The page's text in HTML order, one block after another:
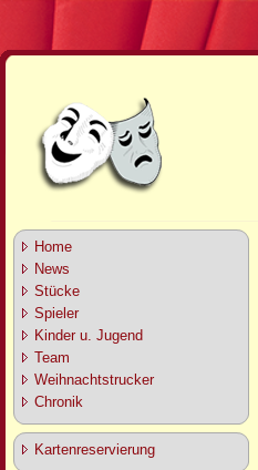
Home
News
Stücke
Spieler
Kinder u. Jugend
Team
Weihnachtstrucker
Chronik
Kartenreservierung